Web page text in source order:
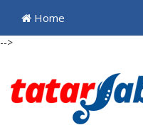
-->
Home